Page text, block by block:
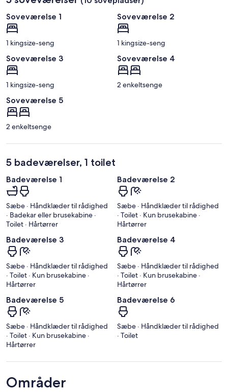
Soveværelse 1
1 kingsize-seng
Soveværelse 2
1 kingsize-seng
Soveværelse 3
1 kingsize-seng
Soveværelse 4
2 enkeltsenge
Soveværelse 5
2 enkeltsenge
5 badeværelser, 1 toilet
Badeværelse 1
Sæbe · Håndklæder til rådighed
· Badekar eller brusekabine ·
Toilet · Hårtørrer
Badeværelse 2
Sæbe · Håndklæder til rådighed
· Toilet · Kun brusekabine ·
Hårtørrer
Badeværelse 3
Sæbe · Håndklæder til rådighed
· Toilet · Kun brusekabine ·
Hårtørrer
Badeværelse 4
Sæbe · Håndklæder til rådighed
· Toilet · Kun brusekabine ·
Hårtørrer
Badeværelse 5
Sæbe · Håndklæder til rådighed
· Toilet · Kun brusekabine ·
Hårtørrer
Badeværelse 6
Sæbe · Håndklæder til rådighed
· Toilet
Områder